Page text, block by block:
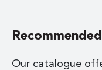
Our catalogue